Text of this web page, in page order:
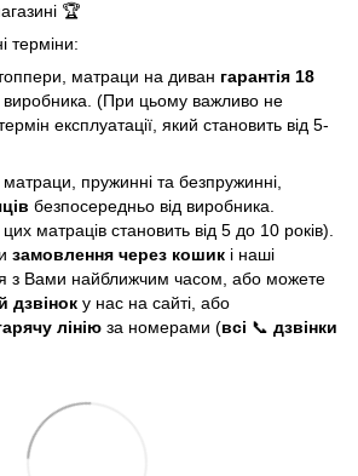
🏆
терміни:
матраци на диван гарантія 18
виробника. (При цьому важливо не
експлуатації, який становить від 5-
пружинні та безпружинні,
безпосередньо від виробника.
матраців становить від 5 до 10 років).
замовлення через кошик і наші
з Вами найближчим часом, або можете
дзвінок у нас на сайті, або
лінію за номерами (всі 📞 дзвінки